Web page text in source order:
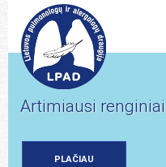
Artimiausi